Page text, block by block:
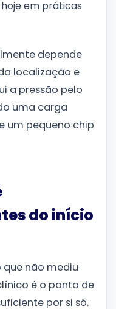
em práticas
depende
localização e
a pressão pelo
uma carga
um pequeno chip
do início
não mediu
é o ponto de
por si só.